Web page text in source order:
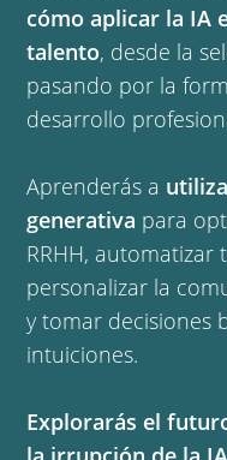
cómo aplicar la IA
talento, desde la
pasando por la
desarrollo
Aprenderás a
generativa para
RRHH, automatizar
personalizar la
y tomar decisiones
intuiciones.
Explorarás el